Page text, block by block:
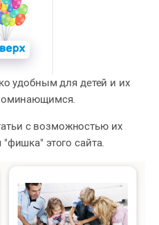
удобным для детей и их
с возможностью их
этого сайта.